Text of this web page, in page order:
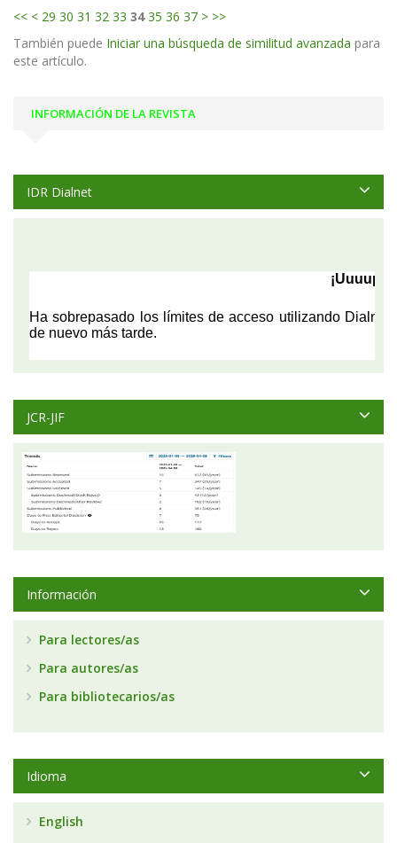
<< < 29 30 31 32 33 34 35 36 37 > >>
También puede Iniciar una búsqueda de similitud avanzada para
este artículo.
INFORMACIÓN DE LA REVISTA
IDR Dialnet
JCR-JIF
Información
Para lectores/as
Para autores/as
Para bibliotecarios/as
Idioma
English